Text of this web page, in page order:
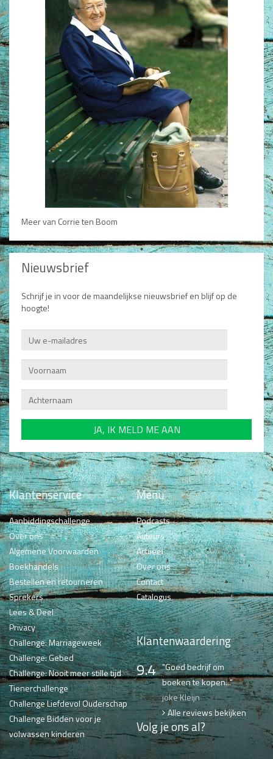
Meer van Corrie ten Boom
Nieuwsbrief
Schrijf je in voor de maandelijkse nieuwsbrief en blijf op de
hoogte!
Klantenservice
Aanbiddingschallenge
Over ons
Algemene Voorwaarden
Boekhandels
Bestellen en retourneren
Sprekers
Lees & Deel
Privacy
Challenge: Marriageweek
Challenge: Gebed
Challenge: Nooit meer stille tijd
Tienerchallenge
Challenge Liefdevol Ouderschap
Challenge Bidden voor je
volwassen kinderen
Menu
Podcasts
Auteurs
Actueel
Over ons
Contact
Catalogus
Klantenwaardering
9.4 "Goed bedrijf om
boeken te kopen..."
joke Kleijn
Alle reviews bekijken
Volg je ons al?